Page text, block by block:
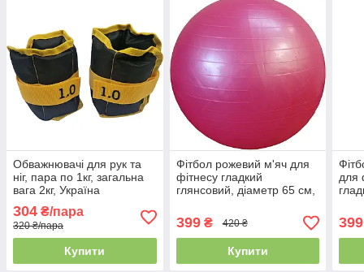
Обважнювачі для рук та
ніг, пара по 1кг, загальна
вага 2кг, Україна
304 ₴/пара
320 ₴/пара
Купити
Фітбол рожевий м'яч для
фітнесу гладкий
глянсовий, діаметр 65 см,
антирозрив, BS
399₴ 420 ₴
Купити
для
399